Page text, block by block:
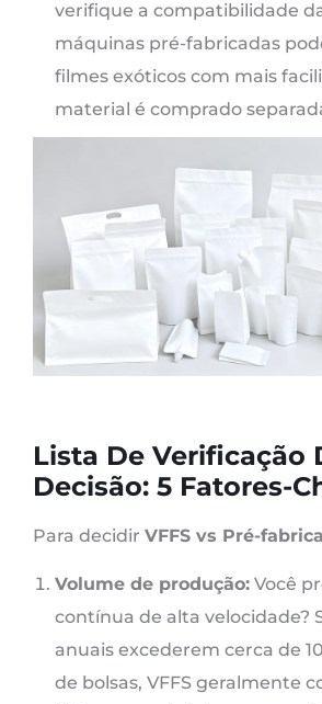
verifique a compatibilidade
máquinas pré-fabricadas
filmes exóticos com mais
material é comprado
Lista De Verificação
Decisão: 5 Fatores-
Para decidir VFFS vs Pré-
Volume de produção: Você
contínua de alta velocidade?
anuais excederem cerca de
de bolsas, VFFS geralmente